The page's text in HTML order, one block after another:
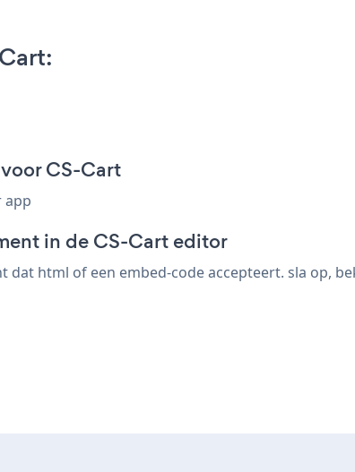
CS-Cart
app
in de CS-Cart editor
dat html of een embed-code accepteert. sla op,